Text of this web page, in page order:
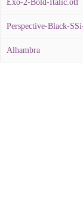
Exo-2-Bold-Italic.otf
Perspective-Black-
Alhambra